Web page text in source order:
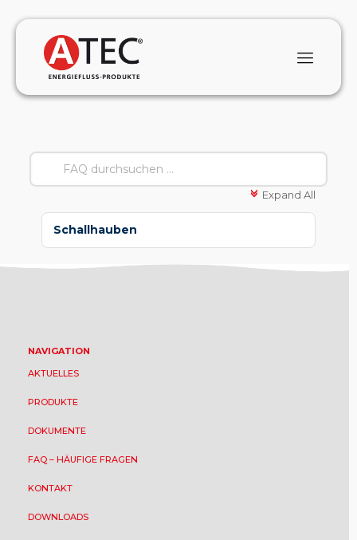
c Expand All
Schallhauben
NAVIGATION
AKTUELLES
PRODUKTE
DOKUMENTE
FAQ – HÄUFIGE FRAGEN
KONTAKT
DOWNLOADS